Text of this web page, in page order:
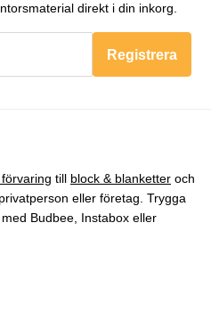
direkt i din inkorg.
Registrera
till block & blanketter och
eller företag. Trygga
Budbee, Instabox eller